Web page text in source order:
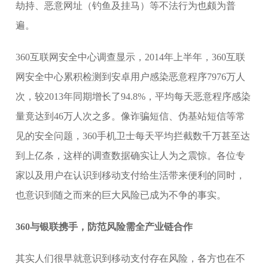
劫持、恶意网址（钓鱼及挂马）等不法行为也颇为普
遍。
360互联网安全中心调查显示，2014年上半年，360互联
网安全中心累积检测到安卓用户感染恶意程序7976万人
次，较2013年同期增长了94.8%，平均每天恶意程序感染
量竟达到46万人次之多。像诈骗短信、伪基站短信等常
见的安全问题，360手机卫士每天平均拦截数千万甚至达
到上亿条，这样的调查数据确实让人为之震惊。各位专
家以及用户在认识到移动支付给生活带来便利的同时，
也意识到随之而来的巨大风险已成为不争的事实。
360与银联携手，防范风险需全产业链合作
其实人们很早就意识到移动支付存在风险，各方也在不